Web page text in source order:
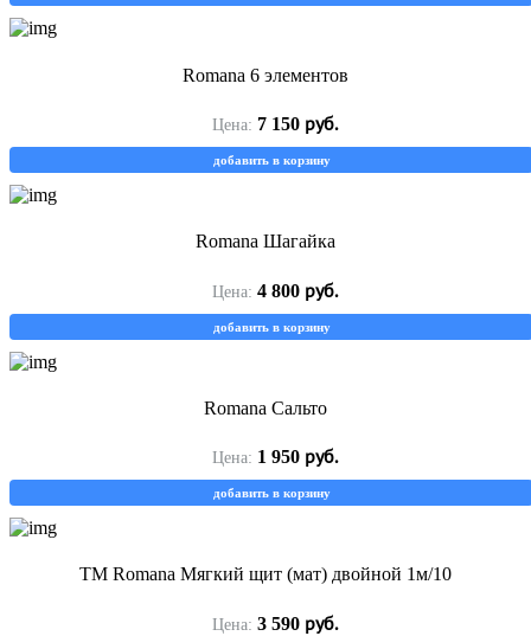
Romana 6 элементов
Цена: 7 150 руб.
добавить в корзину
Romana Шагайка
Цена: 4 800 руб.
добавить в корзину
Romana Сальто
Цена: 1 950 руб.
добавить в корзину
ТМ Romana Мягкий щит (мат) двойной 1м/10
Цена: 3 590 руб.